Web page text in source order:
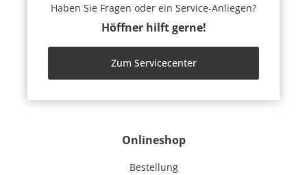
Onlineshop
Bestellung
Haben Sie Fragen oder ein Service-Anliegen?
Höffner hilft gerne!
Zum Servicecenter